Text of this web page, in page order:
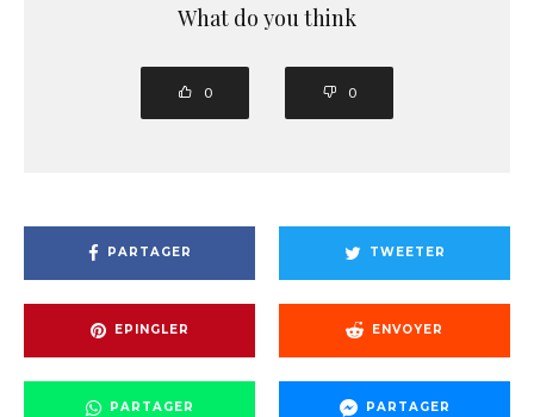
What do you think
0 0
PARTAGER TWEETER
EPINGLER ENVOYER
PARTAGER PARTAGER